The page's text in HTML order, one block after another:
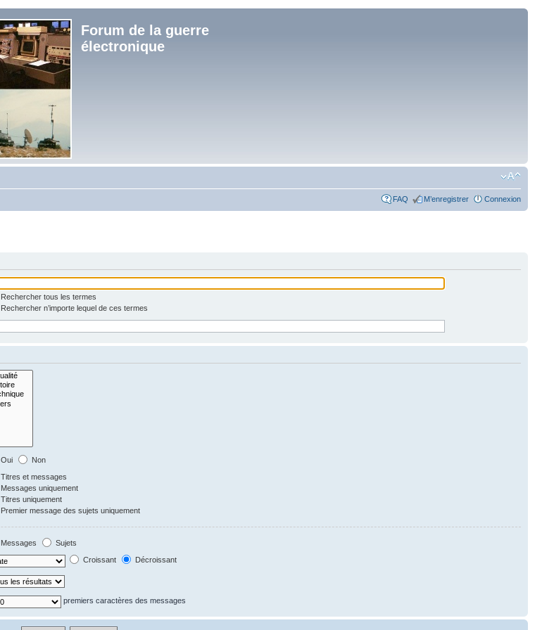
Forum de la guerre
électronique
FAQ M’enregistrer Connexion
Rechercher tous les termes
Rechercher n’importe lequel de ces termes
Oui
Non
Titres et messages
Messages uniquement
Titres uniquement
Premier message des sujets uniquement
Messages
Sujets
Croissant Décroissant
premiers caractères des messages